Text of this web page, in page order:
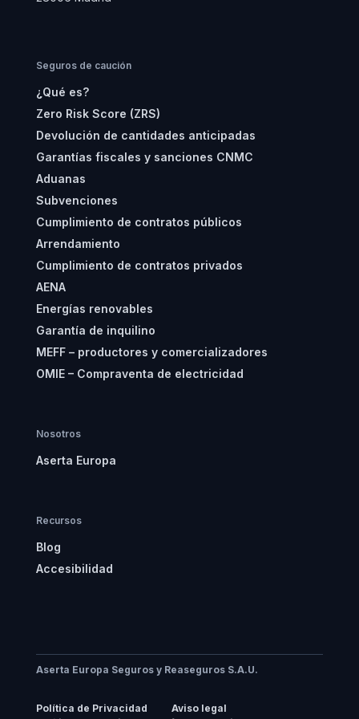
Seguros de caución
¿Qué es?
Zero Risk Score (ZRS)
Devolución de cantidades anticipadas
Garantías fiscales y sanciones CNMC
Aduanas
Subvenciones
Cumplimiento de contratos públicos
Arrendamiento
Cumplimiento de contratos privados
AENA
Energías renovables
Garantía de inquilino
MEFF – productores y comercializadores
OMIE – Compraventa de electricidad
Nosotros
Aserta Europa
Recursos
Blog
Accesibilidad
Aserta Europa Seguros y Reaseguros S.A.U.
Política de Privacidad
Aviso legal